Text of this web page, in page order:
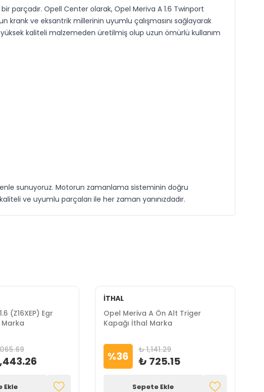
parçadır. Opell Center olarak, Opel Meriva A 1.6 Twinport
krank ve eksantrik millerinin uyumlu çalışmasını sağlayarak
kaliteli malzemeden üretilmiş olup uzun ömürlü kullanım
sunuyoruz. Motorun zamanlama sisteminin doğru
ve uyumlu parçaları ile her zaman yanınızdadır.
(Z16XEP) Egr
Marka
Ekle
İTHAL
Opel Meriva A Ön Alt Triger
Kapağı İthal Marka
%36 ₺ 1,141.29
₺ 725.15
Sepete Ekle